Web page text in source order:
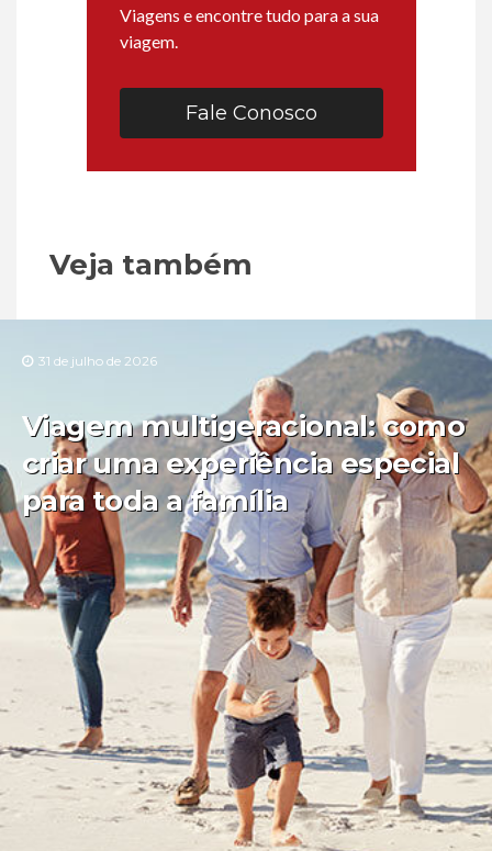
Viagens e encontre tudo para a sua
viagem.
Fale Conosco
Veja também
31 de julho de 2026
Viagem multigeracional: como
criar uma experiência especial
para toda a família